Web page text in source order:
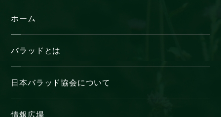
ホーム
バラッドとは
日本バラッド協会について
情報広場